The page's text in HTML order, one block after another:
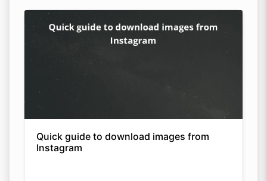
Quick guide to download images from
Instagram